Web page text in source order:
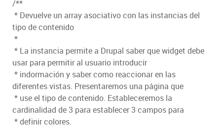
/**
* Devuelve un array asociativo con las instancias del
tipo de contenido
*
* La instancia permite a Drupal saber que widget debe
usar para permitir al usuario introducir
* indormación y saber como reaccionar en las
diferentes vistas. Presentaremos una página que
* use el tipo de contenido. Estableceremos la
cardinalidad de 3 para establecer 3 campos para
* definir colores.